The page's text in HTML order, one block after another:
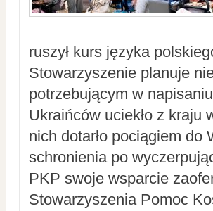
ruszył kurs języka
Stowarzyszenie planuje
potrzebującym w
Ukraińców uciekło z kraju
nich dotarło pociągiem do
schronienia po
PKP swoje wsparcie
Stowarzyszenia Pomoc